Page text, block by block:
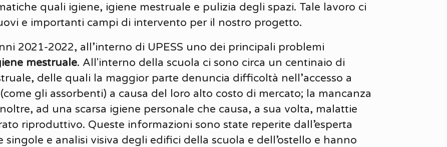
quali igiene, igiene mestruale e pulizia degli spazi. Tale lavoro ci
e importanti campi di intervento per il nostro progetto.
2021-2022, all’interno di UPESS uno dei principali problemi
mestruale. All'interno della scuola ci sono circa un centinaio di
delle quali la maggior parte denuncia difficoltà nell’accesso a
gli assorbenti) a causa del loro alto costo di mercato; la mancanza
ad una scarsa igiene personale che causa, a sua volta, malattie
riproduttivo. Queste informazioni sono state reperite dall’esperta
e analisi visiva degli edifici della scuola e dell’ostello e hanno